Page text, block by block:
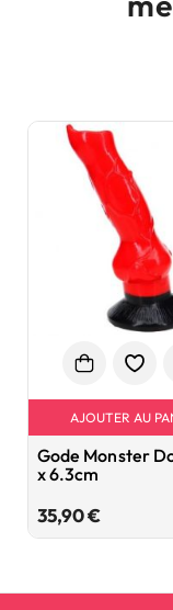
AJOUTER AU
Gode Monster
x 6.3cm
35,90 €Prix